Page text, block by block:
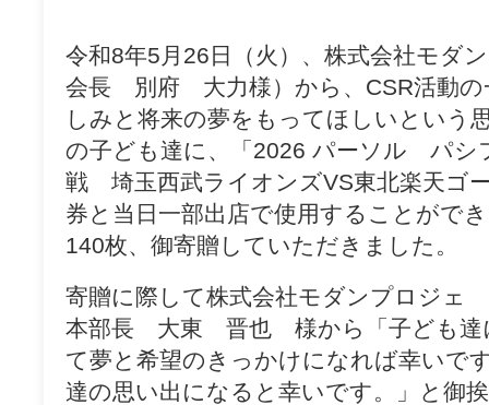
令和8年5月26日（火）、株式会社モダ
会長 別府 大力様）から、CSR活動の
しみと将来の夢をもってほしいという
の子ども達に、「2026 パーソル パシ
戦 埼玉西武ライオンズVS東北楽天ゴ
券と当日一部出店で使用することがで
140枚、御寄贈していただきました。
寄贈に際して株式会社モダンプロジェ
本部長 大東 晋也 様から「子ども達
て夢と希望のきっかけになれば幸いで
達の思い出になると幸いです。」と御